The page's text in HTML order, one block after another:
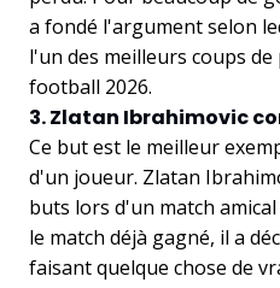
a fondé l'argument selon
l'un des meilleurs coups
football 2026.
3. Zlatan Ibrahimovic
Ce but est le meilleur
d'un joueur. Zlatan
buts lors d'un match
le match déjà gagné, il a
faisant quelque chose de